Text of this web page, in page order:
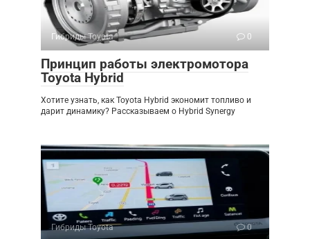
Гибриды Toyota 0
Принцип работы электромотора
Toyota Hybrid
Хотите узнать, как Toyota Hybrid экономит топливо и
дарит динамику? Рассказываем о Hybrid Synergy
Гибриды Toyota 0